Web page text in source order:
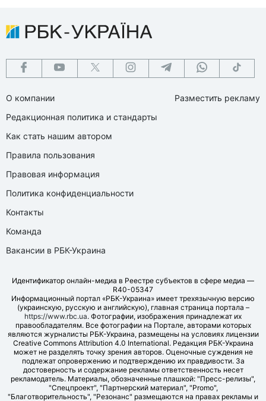
О компании
Редакционная политика и стандарты
Как стать нашим автором
Правила пользования
Правовая информация
Политика конфиденциальности
Контакты
Команда
Вакансии в РБК-Украина
Разместить рекламу
Идентификатор онлайн-медиа в Реестре субъектов в сфере медиа —
R40-05347
Информационный портал «РБК-Украина» имеет трехязычную версию
(украинскую, русскую и английскую), главная страница портала –
https://www.rbc.ua. Фотографии, изображения принадлежат их
правообладателям. Все фотографии на Портале, авторами которых
являются журналисты РБК-Украина, размещены на условиях лицензии
Creative Commons Attribution 4.0 International. Редакция РБК-Украина
может не разделять точку зрения авторов. Оценочные суждения не
подлежат опровержению и подтверждению их правдивости. За
достоверность и содержание рекламы ответственность несет
рекламодатель. Материалы, обозначенные плашкой: "Пресс-релизы",
"Спецпроект", "Партнерский материал", "Promo",
"Благотворительность", "Резонанс" размещаются на правах рекламы и